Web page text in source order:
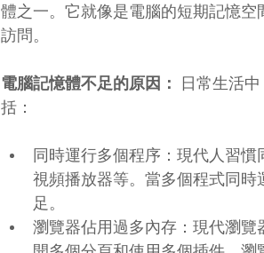
體之一。它就像是電腦的短期記憶空
訪問。
電腦記憶體不足的原因：
日常生活
括：
同時運行多個程序：現代人習
視頻播放器等。當多個程式同
足。
瀏覽器佔用過多內存：現代瀏